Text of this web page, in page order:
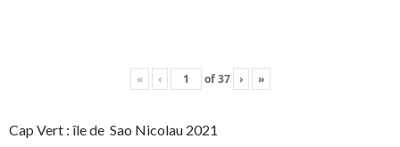
« ‹ of37 › »
Cap Vert : île de Sao Nicolau 2021